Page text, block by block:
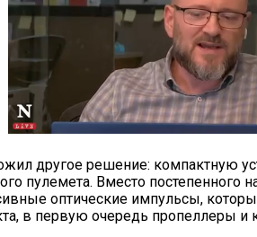
другое решение: компактную
пулемета. Вместо постепенного
оптические импульсы,
в первую очередь пропеллеры и